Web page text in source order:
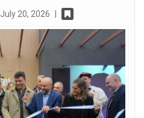
July 20, 2026